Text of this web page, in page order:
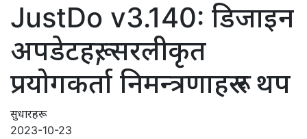
JustDo v3.140: डिजाइन
अपडेटहरू, सरलीकृत
प्रयोगकर्ता निमन्त्रणाहरू र थप
सुधारहरू
2023-10-23